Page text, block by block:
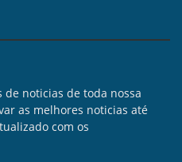
noticias de toda nossa
as melhores noticias até
com os